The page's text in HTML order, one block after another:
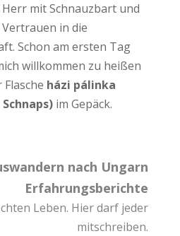
mit Schnauzbart und
in die
Schon am ersten Tag
willkommen zu heißen
házi pálinka
im Gepäck.
nach Ungarn
Erfahrungsberichte
Leben. Hier darf jeder
mitschreiben.